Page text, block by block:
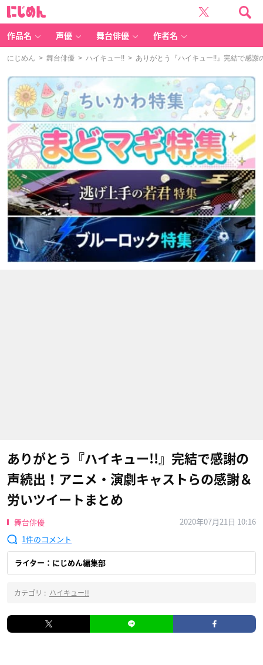
作品名 声優 舞台俳優 作者名
にじめん > 舞台俳優 > ハイキュー!! > ありがとう『ハイキュー!!』完結で感謝
ありがとう『ハイキュー!!』完結で感謝の
声続出！アニメ・演劇キャストらの感謝＆
労いツイートまとめ
舞台俳優
2020年07月21日 10:16
1
ライター：にじめん編集部
カテゴリ : ハイキュー!!